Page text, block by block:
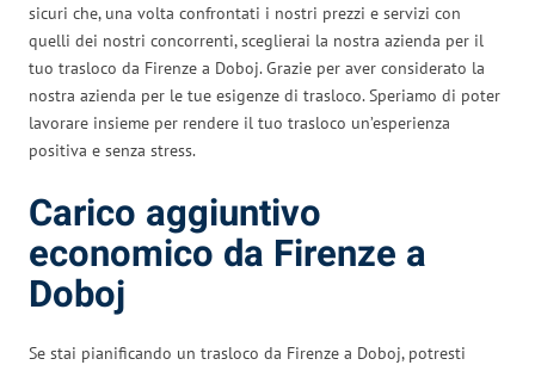
sicuri che, una volta confrontati i nostri prezzi e servizi con
quelli dei nostri concorrenti, sceglierai la nostra azienda per il
tuo trasloco da Firenze a Doboj. Grazie per aver considerato la
nostra azienda per le tue esigenze di trasloco. Speriamo di poter
lavorare insieme per rendere il tuo trasloco un’esperienza
positiva e senza stress.
Carico aggiuntivo
economico da Firenze a
Doboj
Se stai pianificando un trasloco da Firenze a Doboj, potresti